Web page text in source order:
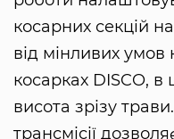
косарних секцій
від мінливих умов
косарках DISCO, в
висота зрізу
трансмісії